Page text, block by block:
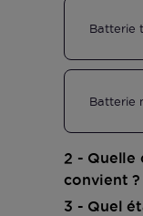
Batterie
Batterie
2 - Quelle
convient ?
3 - Quel